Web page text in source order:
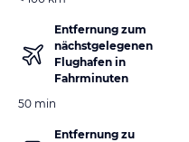
Entfernung zum
nächstgelegenen
Flughafen in
Fahrminuten
50 min
Entfernung zu